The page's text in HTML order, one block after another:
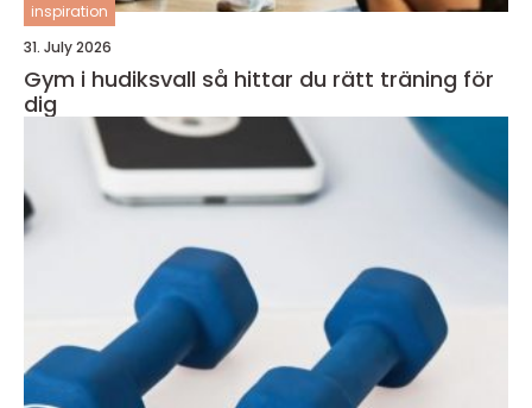
inspiration
31. July 2026
Gym i hudiksvall så hittar du rätt träning för
dig